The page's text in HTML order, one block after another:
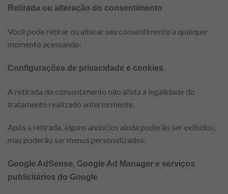
Retirada ou alteração do consentimento
Você pode retirar ou alterar seu consentimento a qualquer
momento acessando:
Configurações de privacidade e cookies
A retirada do consentimento não afeta a legalidade do
tratamento realizado anteriormente.
Após a retirada, alguns anúncios ainda poderão ser exibidos,
mas poderão ser menos personalizados.
Google AdSense, Google Ad Manager e serviços
publicitários do Google